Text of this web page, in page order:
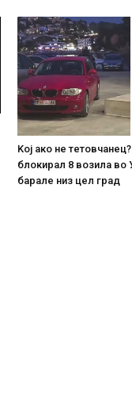
Koj ако не
блокирал 8 возила во
барале низ цел град